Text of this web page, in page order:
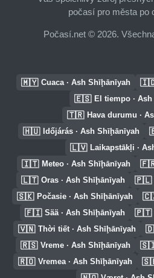
počasí pro města po
Počasí.net © 2026.
🇲🇾 Cuaca · Ash Shīḩānīyah
🇪🇸 El tiempo ·
🇹🇷 Hava durumu ·
🇭🇺 Időjárás · Ash Shīḩānīyah
🇱🇻 Laikapstākļi ·
🇮🇹 Meteo · Ash Shīḩānīyah
🇱🇹 Oras · Ash Shīḩānīyah 🇵🇱
🇸🇰 Počasie · Ash Shīḩānīyah
🇫🇮 Sää · Ash Shīḩānīyah 🇵🇹
🇻🇳 Thời tiết · Ash Shīḩānīyah
🇷🇸 Vreme · Ash Shīḩānīyah
🇷🇴 Vremea · Ash Shīḩānīyah